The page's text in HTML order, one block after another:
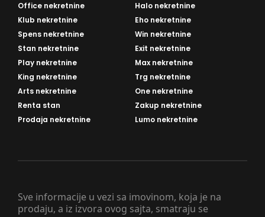
Sve informacije u vezi sa imovinom, koja je na
prodaju, a iz izvora ovog sajta, smatraju se
Office nekretnine
Halo nekretnine
Klub nekretnine
Eho nekretnine
Spens nekretnine
Win nekretnine
Stan nekretnine
Exit nekretnine
Play nekretnine
Max nekretnine
King nekretnine
Trg nekretnine
Arts nekretnine
One nekretnine
Renta stan
Zakup nekretnine
Prodaja nekretnine
Lumo nekretnine